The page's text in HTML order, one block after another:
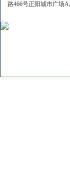
路466号正阳城市广场A